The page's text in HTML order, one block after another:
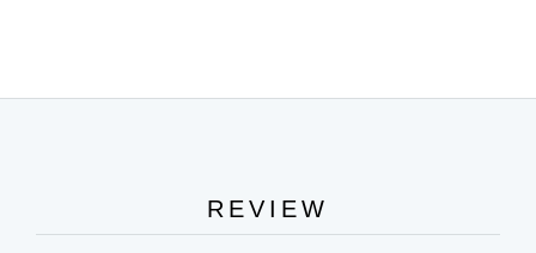
・肌に合わない場合はご使用をおやめください。
・使用中に肌の異常(赤み・腫れ・痛み・刺激など)が
ジングケア効果が期待できます。
肌に透明感や輝きを与えます。レチノールの皮膚を
柔らかくする作用で、有効成分が浸透しやすくなる
REVIEW